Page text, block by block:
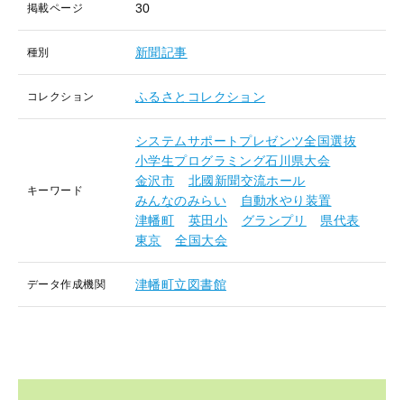
掲載ページ 30
種別 新聞記事
コレクション ふるさとコレクション
キーワード
システムサポートプレゼンツ全国選抜
小学生プログラミング石川県大会
金沢市
北國新聞交流ホール
みんなのみらい
自動水やり装置
津幡町
英田小 グランプリ
県代表
東京
全国大会
データ作成機関 津幡町立図書館